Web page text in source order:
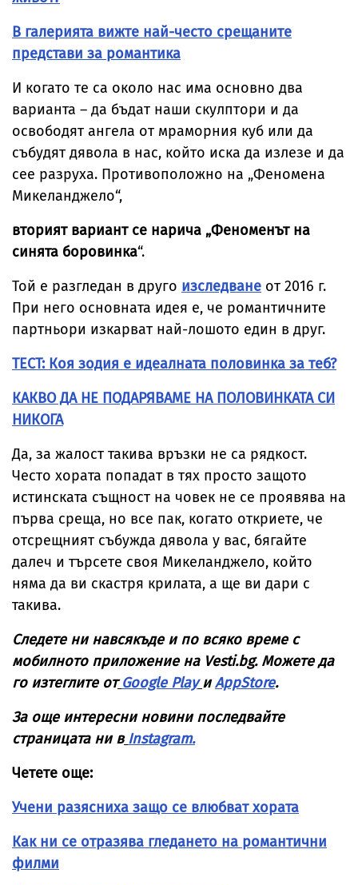
В галерията вижте най-често срещаните
представи за романтика
И когато те са около нас има основно два
варианта – да бъдат наши скулптори и да
освободят ангела от мраморния куб или да
събудят дявола в нас, който иска да излезе и да
сее разруха. Противоположно на „Феномена
Микеланджело“,
вторият вариант се нарича „Феноменът на
синята боровинка“.
Той е разгледан в друго изследване от 2016 г.
При него основната идея е, че романтичните
партньори изкарват най-лошото един в друг.
ТЕСТ: Коя зодия е идеалната половинка за теб?
КАКВО ДА НЕ ПОДАРЯВАМЕ НА ПОЛОВИНКАТА СИ
НИКОГА
Да, за жалост такива връзки не са рядкост.
Често хората попадат в тях просто защото
истинската същност на човек не се проявява на
първа среща, но все пак, когато откриете, че
отсрещният събужда дявола у вас, бягайте
далеч и търсете своя Микеланджело, който
няма да ви скастря крилата, а ще ви дари с
такива.
Следете ни навсякъде и по всяко време с
мобилното приложение на Vesti.bg. Можете да
го изтеглите от Google Play иAppStore.
За още интересни новини последвайте
страницата ни в Instagram.
Четете още:
Учени разясниха защо се влюбват хората
Как ни се отразява гледането на романтични
филми